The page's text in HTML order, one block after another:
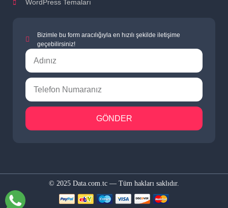
WordPress Temaları
Bizimle bu form aracılığıyla en hızılı şekilde iletişime
geçebilirsiniz!
GÖNDER
© 2025 Data.com.tc — Tüm hakları saklıdır.